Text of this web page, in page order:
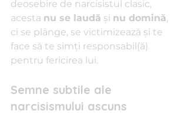
deosebire de narcisistul clasic,
acesta nu se laudă și nu domină,
ci se plânge, se victimizează și te
face să te simți responsabil(ă)
pentru fericirea lui.
Semne subtile ale
narcisismului ascuns